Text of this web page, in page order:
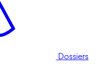
Dossiers